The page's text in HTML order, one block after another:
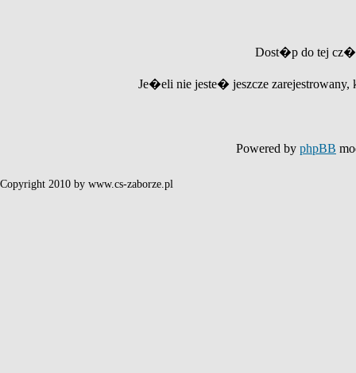
Dost�p do tej
Je�eli nie jeste� jeszcze
Powered by phpBB
Copyright 2010 by www.cs-zaborze.pl